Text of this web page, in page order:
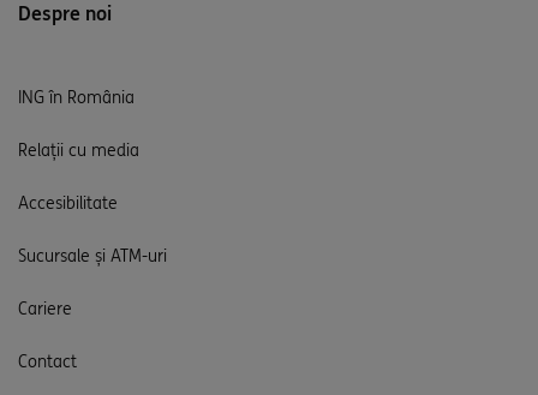
Despre noi
ING în România
Relații cu media
Accesibilitate
Sucursale și ATM-uri
Cariere
Contact